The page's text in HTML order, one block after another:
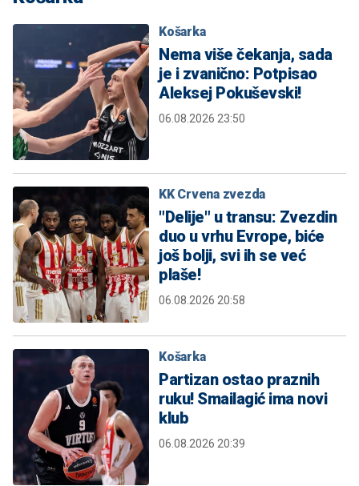
Košarka
Nema više čekanja, sada
je i zvanično: Potpisao
Aleksej Pokuševski!
06.08.2026 23:50
KK Crvena zvezda
"Delije" u transu: Zvezdin
duo u vrhu Evrope, biće
još bolji, svi ih se već
plaše!
06.08.2026 20:58
Košarka
Partizan ostao praznih
ruku! Smailagić ima novi
klub
06.08.2026 20:39